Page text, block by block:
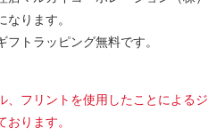
ります。
トラッピング無料です。
、フリントを使用したことによるジ
ります。